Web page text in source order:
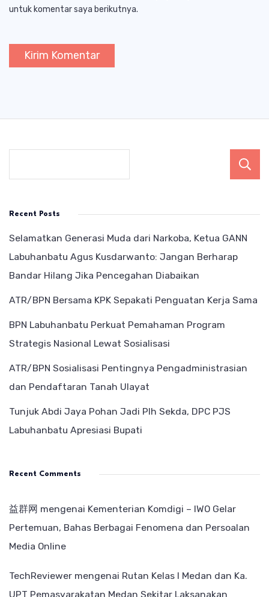
untuk komentar saya berikutnya.
Recent Posts
Selamatkan Generasi Muda dari Narkoba, Ketua GANN
Labuhanbatu Agus Kusdarwanto: Jangan Berharap
Bandar Hilang Jika Pencegahan Diabaikan
ATR/BPN Bersama KPK Sepakati Penguatan Kerja Sama
BPN Labuhanbatu Perkuat Pemahaman Program
Strategis Nasional Lewat Sosialisasi
ATR/BPN Sosialisasi Pentingnya Pengadministrasian
dan Pendaftaran Tanah Ulayat
Tunjuk Abdi Jaya Pohan Jadi Plh Sekda, DPC PJS
Labuhanbatu Apresiasi Bupati
Recent Comments
益群网 mengenai Kementerian Komdigi – IWO Gelar
Pertemuan, Bahas Berbagai Fenomena dan Persoalan
Media Online
TechReviewer mengenai Rutan Kelas I Medan dan Ka.
UPT Pemasyarakatan Medan Sekitar Laksanakan